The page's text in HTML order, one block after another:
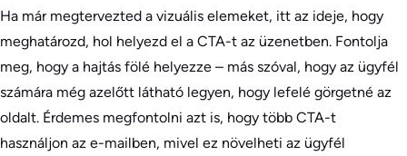
Ha már megtervezted a vizuális elemeket, itt az ideje, hogy
meghatározd, hol helyezd el a CTA-t az üzenetben. Fontolja
meg, hogy a hajtás fölé helyezze – más szóval, hogy az ügyfél
számára még azelőtt látható legyen, hogy lefelé görgetné az
oldalt. Érdemes megfontolni azt is, hogy több CTA-t
használjon az e-mailben, mivel ez növelheti az ügyfél